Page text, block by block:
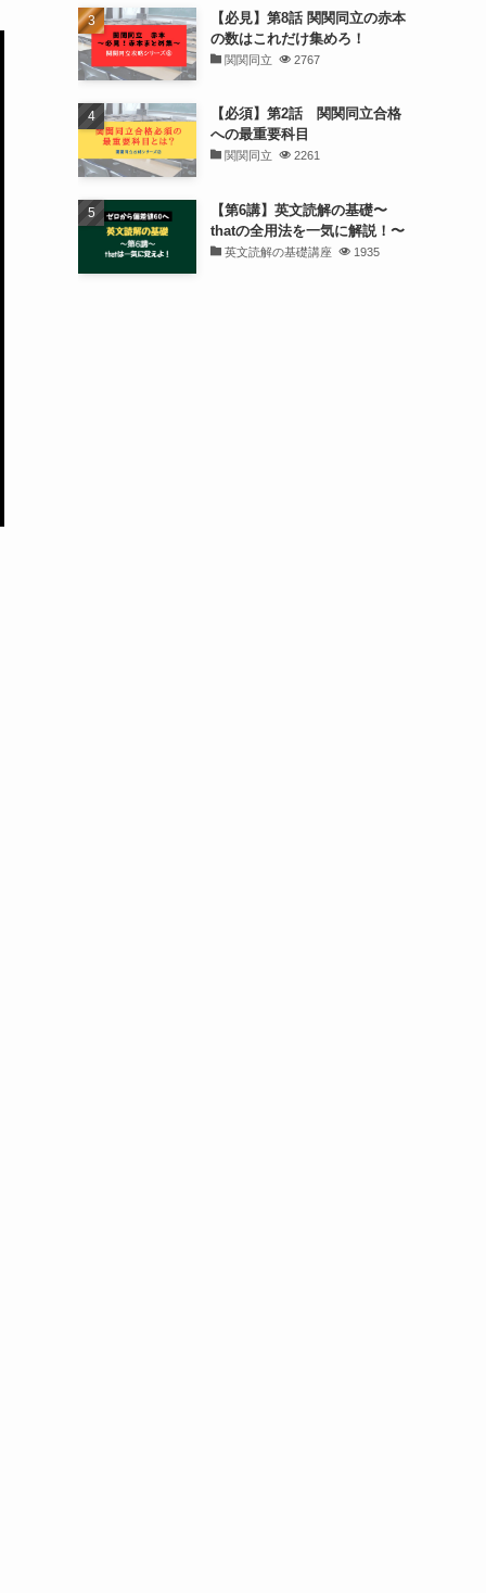
【必見】第8話 関関同立の赤本
の数はこれだけ集めろ！
関関同立 2767
【必須】第2話 関関同立合格
への最重要科目
関関同立 2261
【第6講】英文読解の基礎〜
thatの全用法を一気に解説！〜
英文読解の基礎講座 1935